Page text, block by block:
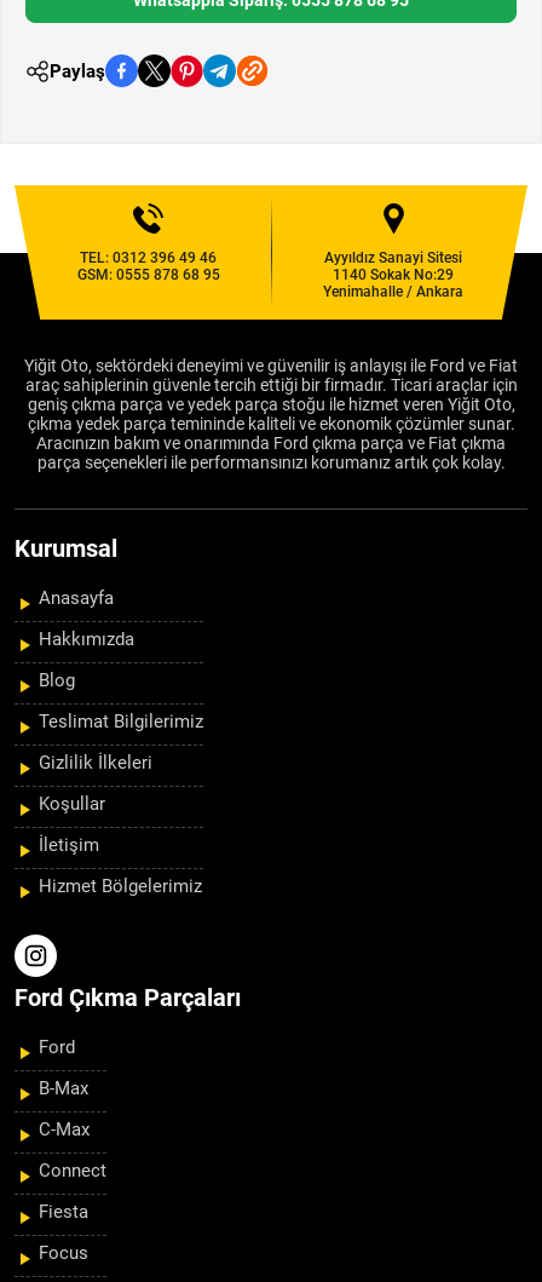
Paylaş
TEL:0312 396 49 46
GSM: 0555 878 68 95
Ayyıldız Sanayi Sitesi
1140 Sokak No:29
Yenimahalle / Ankara
Yiğit Oto, sektördeki deneyimi ve güvenilir iş anlayışı ile Ford ve Fiat
araç sahiplerinin güvenle tercih ettiği bir firmadır. Ticari araçlar için
geniş çıkma parça ve yedek parça stoğu ile hizmet veren Yiğit Oto,
çıkma yedek parça temininde kaliteli ve ekonomik çözümler sunar.
Aracınızın bakım ve onarımında Ford çıkma parça ve Fiat çıkma
parça seçenekleri ile performansınızı korumanız artık çok kolay.
Kurumsal
Anasayfa
Hakkımızda
Blog
Teslimat Bilgilerimiz
Gizlilik İlkeleri
Koşullar
İletişim
Hizmet Bölgelerimiz
Ford Çıkma Parçaları
Ford
B-Max
C-Max
Connect
Fiesta
Focus